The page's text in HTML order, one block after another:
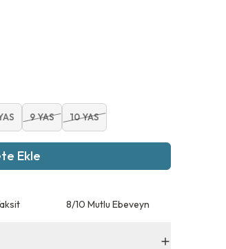
9 YAS 10 YAS
Ekle
8/10 Mutlu Ebeveyn